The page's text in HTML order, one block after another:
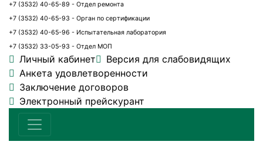
+7 (3532) 40-65-89 - Отдел ремонта
+7 (3532) 40-65-93 - Орган по сертификации
+7 (3532) 40-65-96 - Испытательная лаборатория
+7 (3532) 33-05-93 - Отдел МОП
Личный кабинет
Версия для слабовидящих
Анкета удовлетворенности
Заключение договоров
Электронный прейскурант